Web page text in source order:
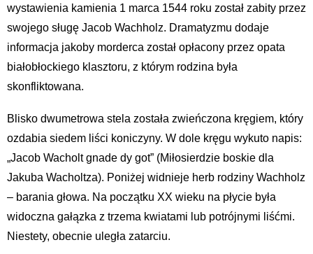
wystawienia kamienia 1 marca 1544 roku został zabity przez
swojego sługę Jacob Wachholz. Dramatyzmu dodaje
informacja jakoby morderca został opłacony przez opata
białobłockiego klasztoru, z którym rodzina była
skonfliktowana.
Blisko dwumetrowa stela została zwieńczona kręgiem, który
ozdabia siedem liści koniczyny. W dole kręgu wykuto napis:
„Jacob Wacholt gnade dy got” (Miłosierdzie boskie dla
Jakuba Wacholtza). Poniżej widnieje herb rodziny Wachholz
– barania głowa. Na początku XX wieku na płycie była
widoczna gałązka z trzema kwiatami lub potrójnymi liśćmi.
Niestety, obecnie uległa zatarciu.